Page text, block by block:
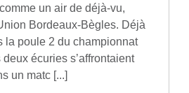
un air de déjà-vu,
Bordeaux-Bègles. Déjà
la poule 2 du championnat
écuries s’affrontaient
un matc [...]